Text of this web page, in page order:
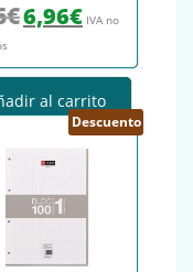
€ El precio original era: 7,56€.
6,96€El precio actual
IVA no
al carrito
Descuento